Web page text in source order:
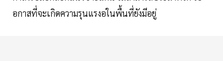
อกาสที่จะเกิดความรุนแรงอในพื้นที่ยังมีอยู่